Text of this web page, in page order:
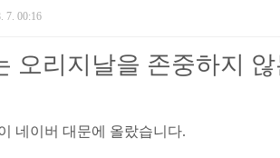
7. 00:16
오리지날을 존중하지
네이버 대문에 올랐습니다.